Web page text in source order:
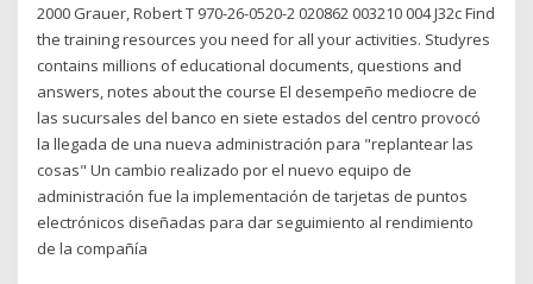
2000 Grauer, Robert T 970-26-0520-2 020862 003210 004 J32c Find
the training resources you need for all your activities. Studyres
contains millions of educational documents, questions and
answers, notes about the course El desempeño mediocre de
las sucursales del banco en siete estados del centro provocó
la llegada de una nueva administración para "replantear las
cosas" Un cambio realizado por el nuevo equipo de
administración fue la implementación de tarjetas de puntos
electrónicos diseñadas para dar seguimiento al rendimiento
de la compañía